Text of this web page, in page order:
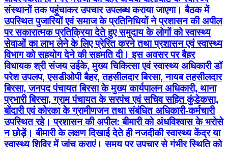
विधायक श्री संजय उईके, मुख्य चिकित्सा एवं स्वास्थ्य अधिकारी डॉ
परेश उपलप, एसडीओपी बैहर, तहसीलदार बिरसा, नायब तहसीलदार
बिरसा, जनपद पंचायत बिरसा के मुख्य कार्यपालन अधिकारी, थाना
प्रभारी बिरसा, ग्राम पंचायत के सरपंच एवं सचिव सहित कुंडेकसा,
बोंदारी एवं कोरका के ग्रामीणजन तथा संबंधित अधिकारी-कर्मचारी
उपस्थित रहे। प्रशासन की अपील: बीमारी को अंधविश्वास के भरोसे
न छोड़ें। बीमारी के लक्षण दिखाई देते ही नजदीकी स्वास्थ्य केंद्र या
स्वास्थ्य शिविर में जांच कराएं। समय पर उपचार से गंभीर स्थिति को
टाला जा सकता है। प्रशासन जरूरतमंद लोगों को नि:शुल्क उपचार
उपलब्ध कराने के लिए प्रतिबद्ध है। #CMMadhyaPradesh
#JansamparkMP #healthminmp
Balaghat, Madhya Pradesh | Aug 8, 2026